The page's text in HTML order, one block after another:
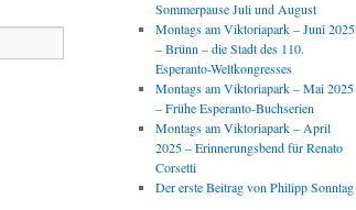
Sommerpause Juli und August
Montags am Viktoriapark – Juni 2025
– Brünn – die Stadt des 110.
Esperanto-Weltkongresses
Montags am Viktoriapark – Mai 2025
– Frühe Esperanto-Buchserien
Montags am Viktoriapark – April
2025 – Erinnerungsbend für Renato
Corsetti
Der erste Beitrag von Philipp Sonntag